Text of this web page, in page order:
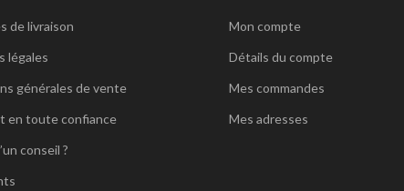
de livraison
légales
générales de vente
en toute confiance
conseil ?
Mon compte
Détails du compte
Mes commandes
Mes adresses